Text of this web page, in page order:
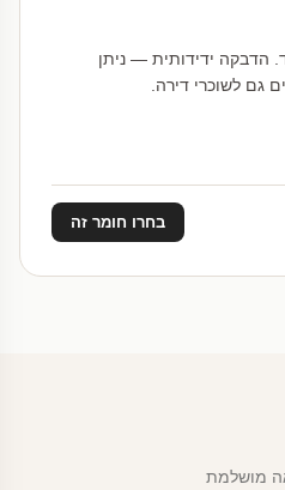
הדבקה ידידותית — ניתן
גם לשוכרי דירה.
בחרו חומר זה
מושלמת